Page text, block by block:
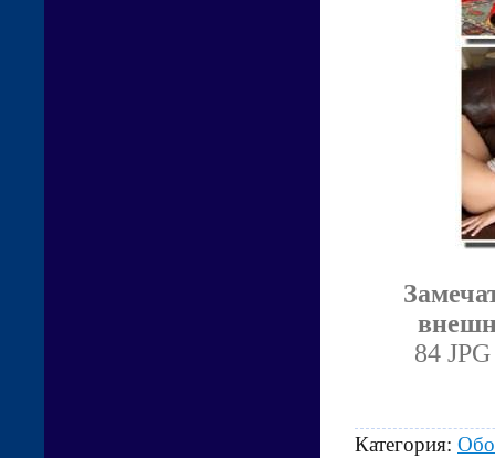
84
Категория: